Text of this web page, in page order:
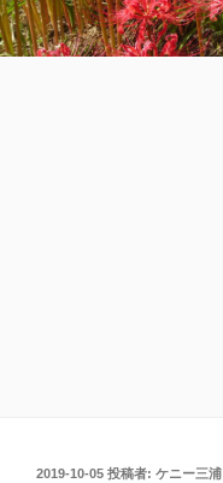
投
2019-10-05 投稿者: ケニー三浦